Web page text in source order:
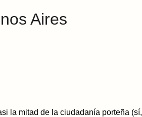
Aires
la mitad de la ciudadanía porteña (sí,